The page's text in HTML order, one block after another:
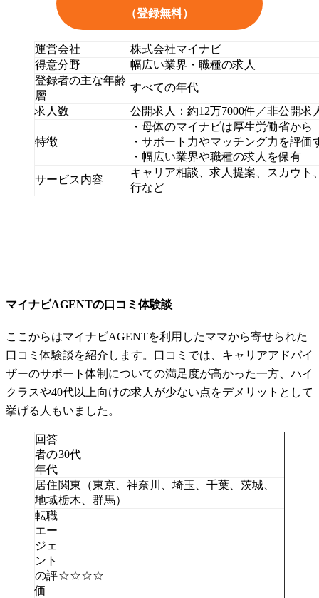
（登録無料）
運営会社
株式会社マイナビ
得意分野
幅広い業界・職種の求人
登録者の主な年齢
層
すべての年代
求人数
公開求人：約12万7000件／非公開求
特徴
・母体のマイナビは厚生労働省か
・サポート力やマッチング力を評価
・幅広い業界や職種の求人を保有
サービス内容
キャリア相談、求人提案、スカウ
行など
マイナビAGENTの口コミ体験談
ここからはマイナビAGENTを利用したママから寄せられた
口コミ体験談を紹介します。口コミでは、キャリアアドバイ
ザーのサポート体制についての満足度が高かった一方、ハイ
クラスや40代以上向けの求人が少ない点をデメリットとして
挙げる人もいました。
回答
者の
年代
30代
居住
地域
関東（東京、神奈川、埼玉、千葉、茨城、
栃木、群馬）
転職
エー
ジェ
ント
の評
価
☆☆☆☆